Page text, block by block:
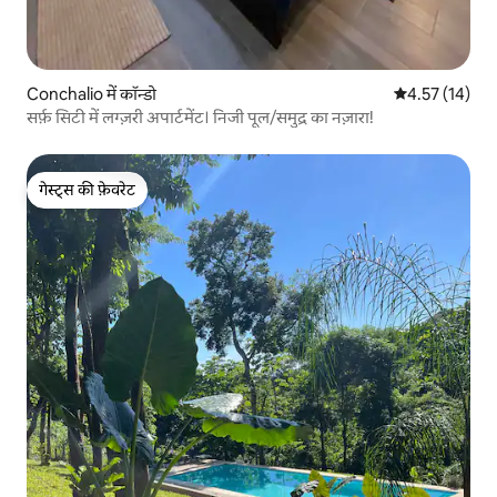
Conchalio में कॉन्डो औसत रेटिंग 5 में
4.57 (14)
सर्फ़ सिटी में लग्ज़री अपार्टमेंट। निजी पूल/समुद्र का नज़ारा!
गेस्ट्स की फ़ेवरेट
गेस्ट्स की फ़ेवरेट